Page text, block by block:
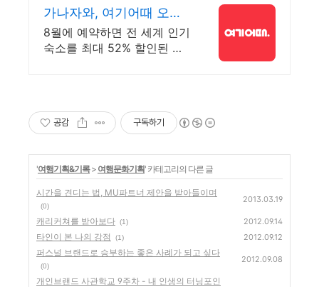
가나자와, 여기어때 오픈
런숙소 최대 81% 할인
8월에 예약하면 전 세계 인기
숙소를 최대 52% 할인된 가
공감 구독하기
'여행기획&기록> 여행문화기획' 카테고리의 다른 글
시간을 견디는 법, MU파트너 제안을 받아들이며
(0)
2013.03.19
캐리커쳐를 받아보다 (1) 2012.09.14
타인이 본 나의 강점 (1) 2012.09.12
퍼스널 브랜드로 승부하는 좋은 사례가 되고 싶다
(0)
2012.09.08
개인브랜드 사관학교 9주차 - 내 인생의 터닝포인